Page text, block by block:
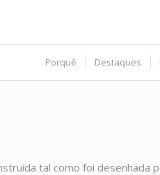
Porquê Destaques
tal como foi desenhada